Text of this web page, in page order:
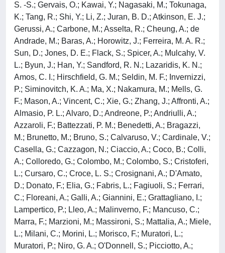
S. -S.; Gervais, O.; Kawai, Y.; Nagasaki, M.; Tokunaga,
K.; Tang, R.; Shi, Y.; Li, Z.; Juran, B. D.; Atkinson, E. J.;
Gerussi, A.; Carbone, M.; Asselta, R.; Cheung, A.; de
Andrade, M.; Baras, A.; Horowitz, J.; Ferreira, M. A. R.;
Sun, D.; Jones, D. E.; Flack, S.; Spicer, A.; Mulcahy, V.
L.; Byun, J.; Han, Y.; Sandford, R. N.; Lazaridis, K. N.;
Amos, C. I.; Hirschfield, G. M.; Seldin, M. F.; Invernizzi,
P.; Siminovitch, K. A.; Ma, X.; Nakamura, M.; Mells, G.
F.; Mason, A.; Vincent, C.; Xie, G.; Zhang, J.; Affronti, A.;
Almasio, P. L.; Alvaro, D.; Andreone, P.; Andriulli, A.;
Azzaroli, F.; Battezzati, P. M.; Benedetti, A.; Bragazzi,
M.; Brunetto, M.; Bruno, S.; Calvaruso, V.; Cardinale, V.;
Casella, G.; Cazzagon, N.; Ciaccio, A.; Coco, B.; Colli,
A.; Colloredo, G.; Colombo, M.; Colombo, S.; Cristoferi,
L.; Cursaro, C.; Croce, L. S.; Crosignani, A.; D'Amato,
D.; Donato, F.; Elia, G.; Fabris, L.; Fagiuoli, S.; Ferrari,
C.; Floreani, A.; Galli, A.; Giannini, E.; Grattagliano, I.;
Lampertico, P.; Lleo, A.; Malinverno, F.; Mancuso, C.;
Marra, F.; Marzioni, M.; Massironi, S.; Mattalia, A.; Miele,
L.; Milani, C.; Morini, L.; Morisco, F.; Muratori, L.;
Muratori, P.; Niro, G. A.; O'Donnell, S.; Picciotto, A.;